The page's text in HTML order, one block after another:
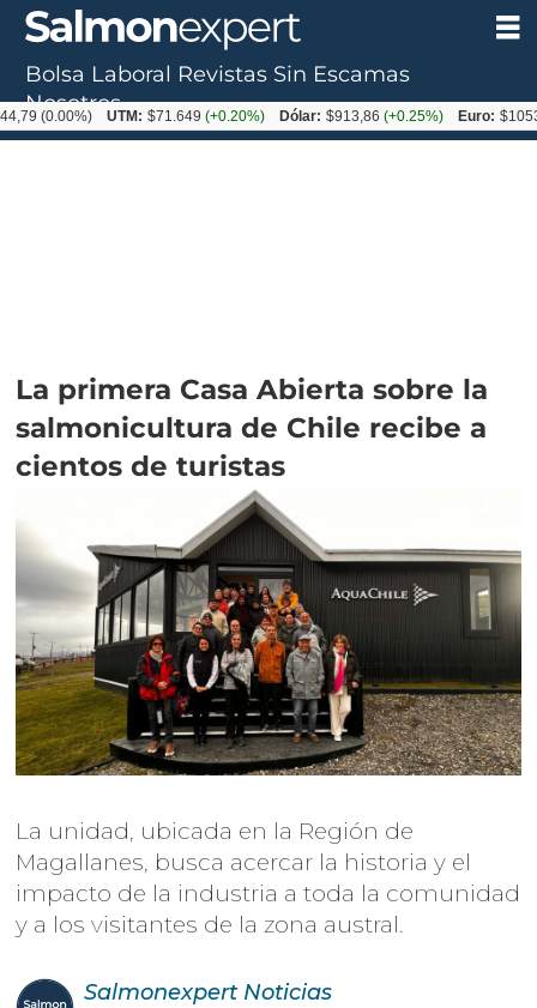
La primera Casa Abierta sobre la
salmonicultura de Chile recibe a
cientos de turistas
La unidad, ubicada en la Región de
Magallanes, busca acercar la historia y el
impacto de la industria a toda la comunidad
y a los visitantes de la zona austral.
Salmonexpert Noticias
Bolsa Laboral Revistas Sin Escamas
Nosotros
UTM: $71.649(+0.20%) Dólar: $913,86(+0.25%) Euro: $1053,08(-